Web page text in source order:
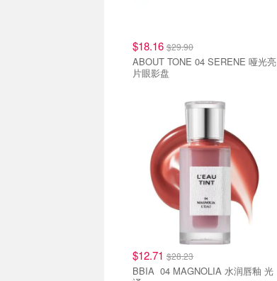
$18.16 $29.90
ABOUT TONE 04 SERENE 哑光亮
片眼影盘
$12.71 $28.23
BBIA 04 MAGNOLIA 水润唇釉 光